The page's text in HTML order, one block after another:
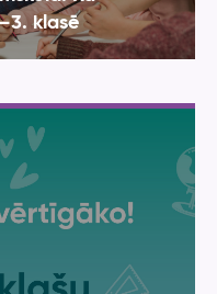
klasē